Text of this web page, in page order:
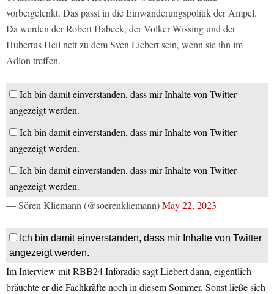
vorbeigelenkt. Das passt in die Einwanderungspolitik der Ampel.
Da werden der Robert Habeck, der Volker Wissing und der
Hubertus Heil nett zu dem Sven Liebert sein, wenn sie ihn im
Adlon treffen.
Ich bin damit einverstanden, dass mir Inhalte von Twitter
angezeigt werden.
Ich bin damit einverstanden, dass mir Inhalte von Twitter
angezeigt werden.
Ich bin damit einverstanden, dass mir Inhalte von Twitter
angezeigt werden.
— Sören Kliemann (@soerenkliemann)May 22, 2023
Ich bin damit einverstanden, dass mir Inhalte von Twitter
angezeigt werden.
Im Interview mit RBB24 Inforadio sagt Liebert dann, eigentlich
bräuchte er die Fachkräfte noch in diesem Sommer. Sonst ließe sich